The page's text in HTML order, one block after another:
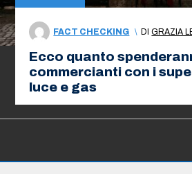
FACT CHECKING \ DIGRAZIA
Ecco quanto
commercianti con i
luce e gas